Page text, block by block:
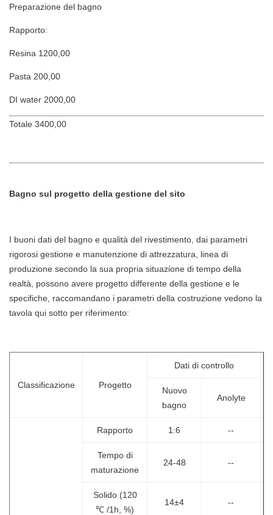
Preparazione del bagno
Rapporto:
Resina 1200,00
Pasta 200,00
DI water 2000,00
Totale 3400,00
Bagno sul progetto della gestione del sito
I buoni dati del bagno e qualità del rivestimento, dai parametri
rigorosi gestione e manutenzione di attrezzatura, linea di
produzione secondo la sua propria situazione di tempo della
realtà, possono avere progetto differente della gestione e le
specifiche, raccomandano i parametri della costruzione vedono la
tavola qui sotto per riferimento:
Classificazione Progetto
Dati di controllo
Nuovo
bagno
Anolyte
Rapporto 1:6 --
Tempo di
maturazione
24-48 --
Solido (120
℃ /1h, %)
14±4 --